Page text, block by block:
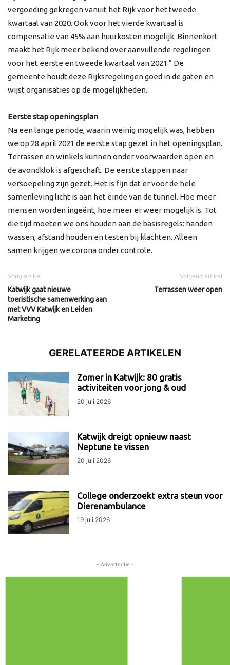
vergoeding gekregen vanuit het Rijk voor het tweede
kwartaal van 2020. Ook voor het vierde kwartaal is
compensatie van 45% aan huurkosten mogelijk. Binnenkort
maakt het Rijk meer bekend over aanvullende regelingen
voor het eerste en tweede kwartaal van 2021.” De
gemeente houdt deze Rijksregelingen goed in de gaten en
wijst organisaties op de mogelijkheden.
Eerste stap openingsplan
Na een lange periode, waarin weinig mogelijk was, hebben
we op 28 april 2021 de eerste stap gezet in het openingsplan.
Terrassen en winkels kunnen onder voorwaarden open en
de avondklok is afgeschaft. De eerste stappen naar
versoepeling zijn gezet. Het is fijn dat er voor de hele
samenleving licht is aan het einde van de tunnel. Hoe meer
mensen worden ingeënt, hoe meer er weer mogelijk is. Tot
die tijd moeten we ons houden aan de basisregels: handen
wassen, afstand houden en testen bij klachten. Alleen
samen krijgen we corona onder controle.
Vorig artikel
Katwijk gaat nieuwe
toeristische samenwerking aan
met VVV Katwijk en Leiden
Marketing
Volgend artikel
Terrassen weer open
GERELATEERDE ARTIKELEN
Zomer in Katwijk: 80 gratis
activiteiten voor jong & oud
20 juli 2026
Katwijk dreigt opnieuw naast
Neptune te vissen
20 juli 2026
College onderzoekt extra steun voor
Dierenambulance
19 juli 2026
- Advertentie -